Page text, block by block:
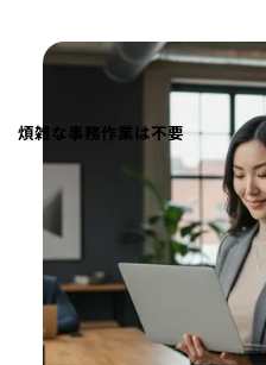
煩雑な事務作業は不要